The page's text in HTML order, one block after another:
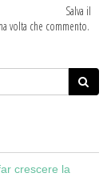
Salva il
volta che commento.
crescere la